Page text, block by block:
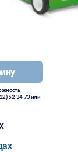
52-34-73или